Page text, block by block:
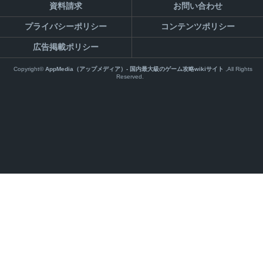
資料請求 お問い合わせ
プライバシーポリシー コンテンツポリシー
広告掲載ポリシー
Copyright©AppMedia（アップメディア）- 国内最大級のゲーム攻略wikiサイト
,All Rights
Reserved.